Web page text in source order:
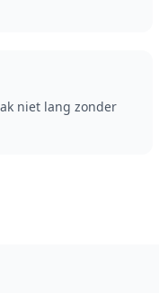
niet lang zonder